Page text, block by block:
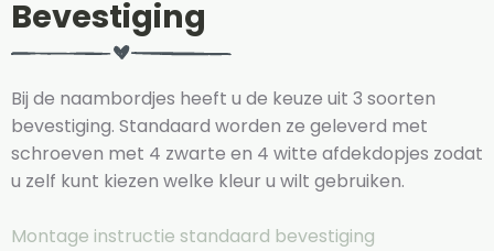
Bevestiging
Bij de naambordjes heeft u de keuze uit 3 soorten
bevestiging. Standaard worden ze geleverd met
schroeven met 4 zwarte en 4 witte afdekdopjes zodat
u zelf kunt kiezen welke kleur u wilt gebruiken.
Montage instructie standaard bevestiging